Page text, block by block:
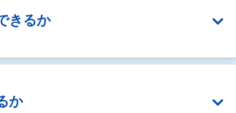
きるか
か